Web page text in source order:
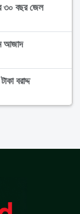
৩০ বছর জেল
আজাদ
বরাদ্দ